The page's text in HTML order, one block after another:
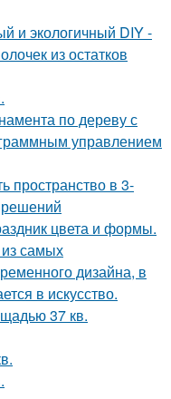
и экологичный DIY -
из остатков
по дереву с
управлением
пространство в 3-
цвета и формы.
самых
дизайна, в
в искусство.
37 кв.